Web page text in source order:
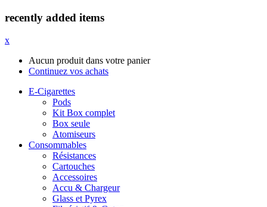
recently added items
x
Aucun produit dans votre panier
Continuez vos achats
E-Cigarettes
Pods
Kit Box complet
Box seule
Atomiseurs
Consommables
Résistances
Cartouches
Accessoires
Accu & Chargeur
Glass et Pyrex